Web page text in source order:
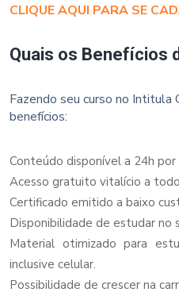
CLIQUE AQUI PARA SE
Quais os Benefícios
Fazendo seu curso no Intitula
benefícios:
Conteúdo disponível a 24h por
Acesso gratuito vitalício a
Certificado emitido a baixo
Disponibilidade de estudar no
Material otimizado para
inclusive celular.
Possibilidade de crescer na